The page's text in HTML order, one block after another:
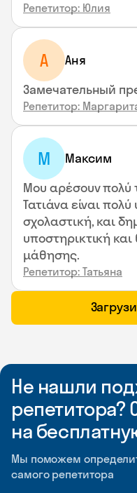
Репетитор: Юлия
А Аня
Замечательный
Репетитор:
М Максим
Μου αρέσουν πολύ
Τατιάνα είναι
σχολαστική, και
υποστηρικτική
μάθησης.
Репетитор: Татьяна
Не нашли
репетитора?
на
Мы поможем
самого репетитора